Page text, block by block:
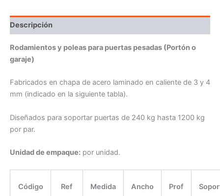
Descripción
Rodamientos y poleas para puertas pesadas (Portón o
garaje)
Fabricados en chapa de acero laminado en caliente de 3 y 4
mm (indicado en la siguiente tabla).
Diseñados para soportar puertas de 240 kg hasta 1200 kg
por par.
Unidad de empaque: por unidad.
Código Ref Medida Ancho Prof